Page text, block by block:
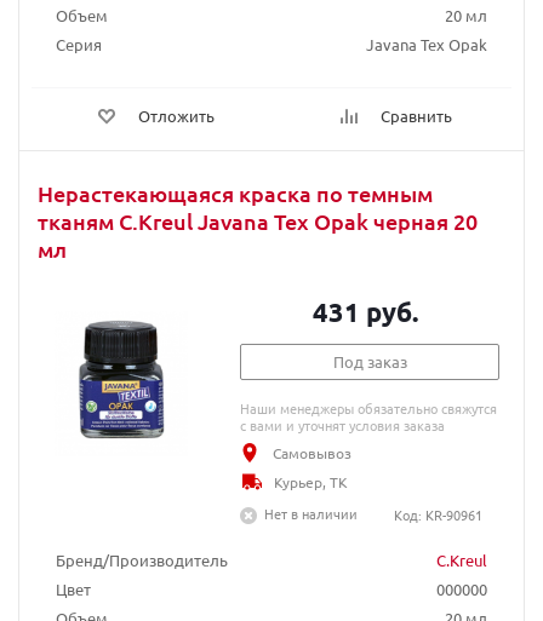
Объем
20 мл
Серия
Javana Tex Opak
Отложить Сравнить
Нерастекающаяся краска по темным
тканям C.Kreul Javana Tex Opak черная 20
мл
Бренд/Производитель
C.Kreul
Цвет
000000
431 руб.
Под заказ
Наши менеджеры обязательно свяжутся
с вами и уточнят условия заказа
Самовывоз
Курьер, ТК
Нет в наличии
Код: KR-90961